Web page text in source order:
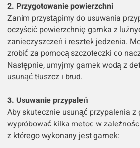
2. Przygotowanie powierzchni
Zanim przystąpimy do usuwania
oczyścić powierzchnię garnka z
zanieczyszczeń i resztek jedzenia.
zrobić za pomocą szczoteczki do
Następnie, umyjmy garnek wodą z
usunąć tłuszcz i brud.
3. Usuwanie przypaleń
Aby skutecznie usunąć przypalenia z
wypróbować kilka metod w
z którego wykonany jest garnek: